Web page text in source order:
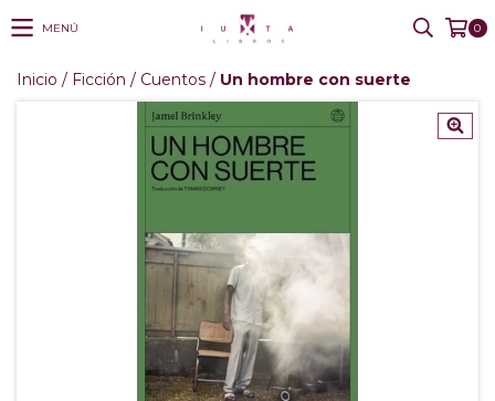
MENÚ 0
Inicio / Ficción / Cuentos / Un hombre con suerte